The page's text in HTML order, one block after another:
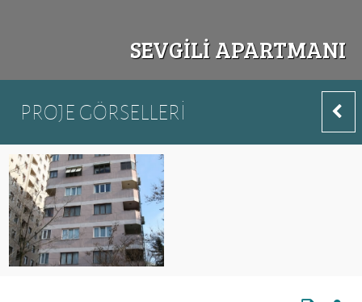
SEVGİLİ APARTMANI
PROJE GÖRSELLERİ